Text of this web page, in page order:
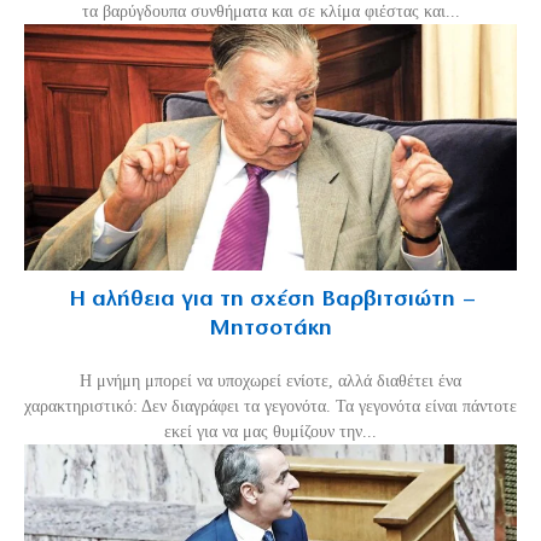
τα βαρύγδουπα συνθήματα και σε κλίμα φιέστας και...
Η αλήθεια για τη σχέση Βαρβιτσιώτη –
Μητσοτάκη
H μνήμη μπορεί να υποχωρεί ενίοτε, αλλά διαθέτει ένα
χαρακτηριστικό: Δεν διαγράφει τα γεγονότα. Τα γεγονότα είναι πάντοτε
εκεί για να μας θυμίζουν την...